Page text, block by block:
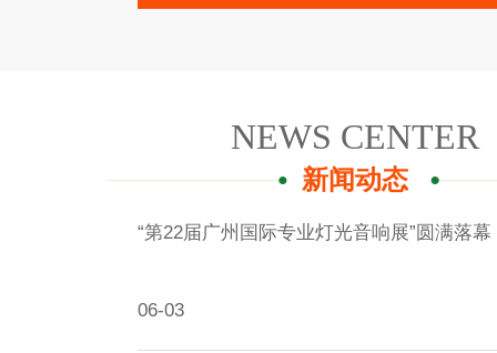
NEWS CENTER
新闻动态
“第22届广州国际专业灯光音响展”圆满落幕
06-03